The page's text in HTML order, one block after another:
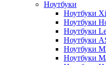
Ноутбуки
Ноутбуки
Ноутбуки
Ноутбуки
Ноутбуки
Ноутбуки
Ноутбуки